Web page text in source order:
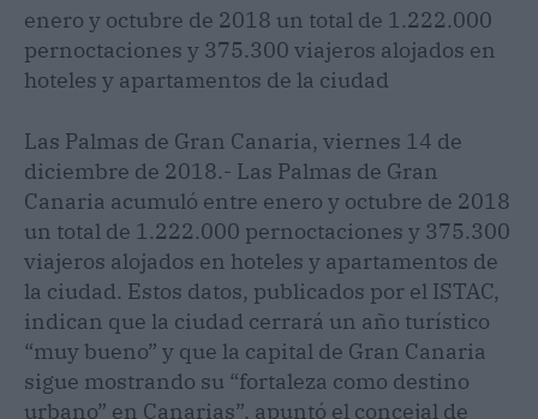
enero y octubre de 2018 un total de 1.222.000
pernoctaciones y 375.300 viajeros alojados en
hoteles y apartamentos de la ciudad
Las Palmas de Gran Canaria, viernes 14 de
diciembre de 2018.- Las Palmas de Gran
Canaria acumuló entre enero y octubre de 2018
un total de 1.222.000 pernoctaciones y 375.300
viajeros alojados en hoteles y apartamentos de
la ciudad. Estos datos, publicados por el ISTAC,
indican que la ciudad cerrará un año turístico
“muy bueno” y que la capital de Gran Canaria
sigue mostrando su “fortaleza como destino
urbano” en Canarias”, apuntó el concejal de